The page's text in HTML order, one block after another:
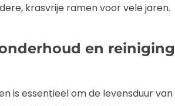
krasvrije ramen voor vele jaren.
en reiniging
is essentieel om de levensduur van